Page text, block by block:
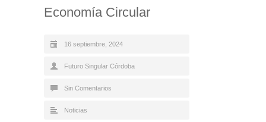
Economía Circular
16 septiembre, 2024
Futuro Singular Córdoba
Sin Comentarios
Noticias